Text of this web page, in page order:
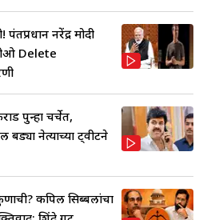
पंतप्रधान नरेंद्र मोदी
Delete
पुन्हा चर्चेत,
बड्या नेत्याच्या ट्वीटने
कपिल सिब्बलांचा